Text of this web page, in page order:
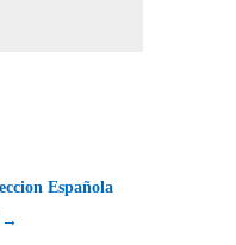
Española
→